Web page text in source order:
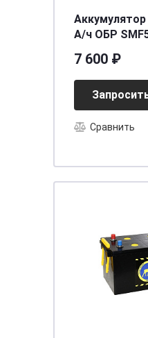
Аккумулятор
А/ч ОБР
7 600 ₽
Сравнить